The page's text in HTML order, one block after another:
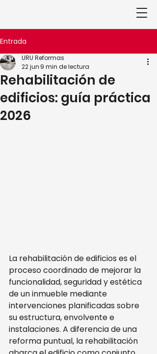
Entrada
Rehabilitación de
edificios: guía práctica
2026
URU Reformas
22 jun 9 min de lectura
La rehabilitación de edificios es el
proceso coordinado de mejorar la
funcionalidad, seguridad y estética
de un inmueble mediante
intervenciones planificadas sobre
su estructura, envolvente e
instalaciones. A diferencia de una
reforma puntual, la rehabilitación